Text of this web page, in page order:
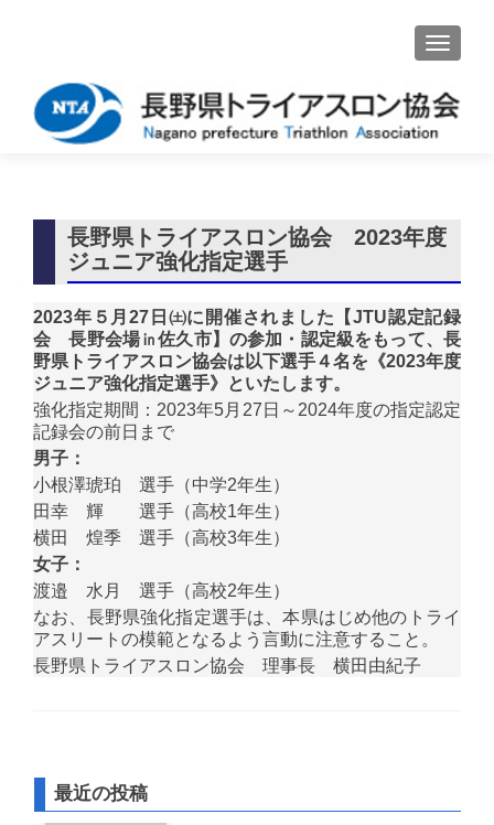
ナビゲ
長野県トライアスロン協会 2023年度
ジュニア強化指定選手
2023年５月27日㈯に開催されました【JTU認定記録
会 長野会場㏌佐久市】の参加・認定級をもって、長
野県トライアスロン協会は以下選手４名を《2023年度
ジュニア強化指定選手》といたします。
強化指定期間：2023年5月27日～2024年度の指定認定
記録会の前日まで
男子：
小根澤琥珀 選手（中学2年生）
田幸 輝 選手（高校1年生）
横田 煌季 選手（高校3年生）
女子：
渡邉 水月 選手（高校2年生）
なお、長野県強化指定選手は、本県はじめ他のトライ
アスリートの模範となるよう言動に注意すること。
長野県トライアスロン協会 理事長 横田由紀子
最近の投稿